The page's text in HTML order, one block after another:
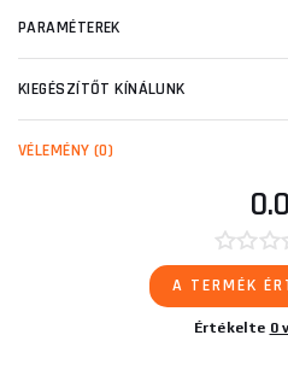
PARAMÉTEREK
KIEGÉSZÍTŐT KÍNÁLUNK
VÉLEMÉNY (0)
0.0
A TERMÉK
Értékelte 0